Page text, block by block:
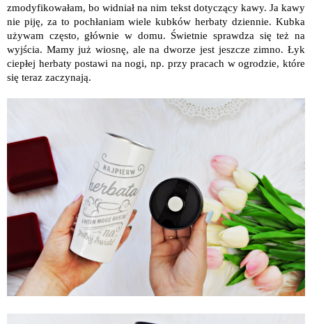
zmodyfikowałam, bo widniał na nim tekst dotyczący kawy. Ja kawy
nie piję, za to pochłaniam wiele kubków herbaty dziennie. Kubka
używam często, głównie w domu. Świetnie sprawdza się też na
wyjścia. Mamy już wiosnę, ale na dworze jest jeszcze zimno. Łyk
ciepłej herbaty postawi na nogi, np. przy pracach w ogrodzie, które
się teraz zaczynają.